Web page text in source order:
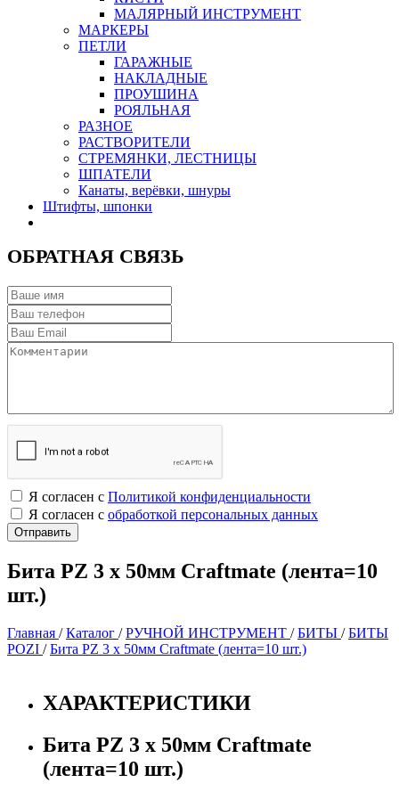
МАЛЯРНЫЙ ИНСТРУМЕНТ
МАРКЕРЫ
ПЕТЛИ
ГАРАЖНЫЕ
НАКЛАДНЫЕ
ПРОУШИНА
РОЯЛЬНАЯ
РАЗНОЕ
РАСТВОРИТЕЛИ
СТРЕМЯНКИ, ЛЕСТНИЦЫ
ШПАТЕЛИ
Канаты, верёвки, шнуры
Штифты, шпонки
ОБРАТНАЯ СВЯЗЬ
Я согласен с Политикой конфиденциальности
Я согласен с обработкой персональных данных
Бита PZ 3 х 50мм Craftmate (лента=10
шт.)
Главная /Каталог /РУЧНОЙ ИНСТРУМЕНТ /БИТЫ /БИТЫ
POZI /Бита PZ 3 х 50мм Craftmate (лента=10 шт.)
ХАРАКТЕРИСТИКИ
Бита PZ 3 х 50мм Craftmate
(лента=10 шт.)